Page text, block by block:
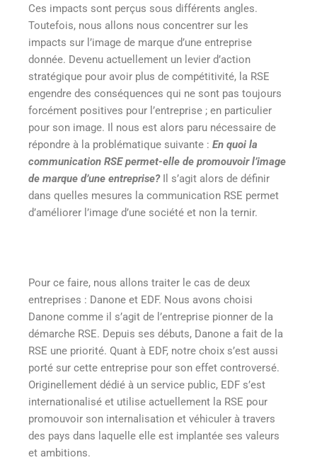
Ces impacts sont perçus sous différents angles.
Toutefois, nous allons nous concentrer sur les
impacts sur l’image de marque d’une entreprise
donnée. Devenu actuellement un levier d’action
stratégique pour avoir plus de compétitivité, la RSE
engendre des conséquences qui ne sont pas toujours
forcément positives pour l’entreprise ; en particulier
pour son image. Il nous est alors paru nécessaire de
répondre à la problématique suivante : En quoi la
communication RSE permet-elle de promouvoir l’image
de marque d’une entreprise?Il s’agit alors de définir
dans quelles mesures la communication RSE permet
d’améliorer l’image d’une société et non la ternir.
Pour ce faire, nous allons traiter le cas de deux
entreprises : Danone et EDF. Nous avons choisi
Danone comme il s’agit de l’entreprise pionner de la
démarche RSE. Depuis ses débuts, Danone a fait de la
RSE une priorité. Quant à EDF, notre choix s’est aussi
porté sur cette entreprise pour son effet controversé.
Originellement dédié à un service public, EDF s’est
internationalisé et utilise actuellement la RSE pour
promouvoir son internalisation et véhiculer à travers
des pays dans laquelle elle est implantée ses valeurs
et ambitions.